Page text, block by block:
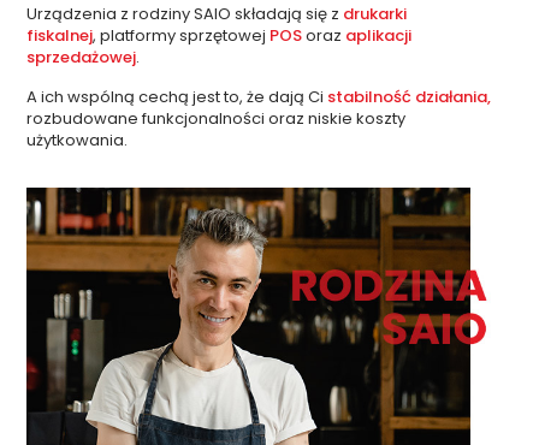
Urządzenia z rodziny SAIO składają się z drukarki
fiskalnej, platformy sprzętowej POSoraz aplikacji
sprzedażowej.
A ich wspólną cechą jest to, że dają Ci stabilność działania,
rozbudowane funkcjonalności oraz niskie koszty
użytkowania.